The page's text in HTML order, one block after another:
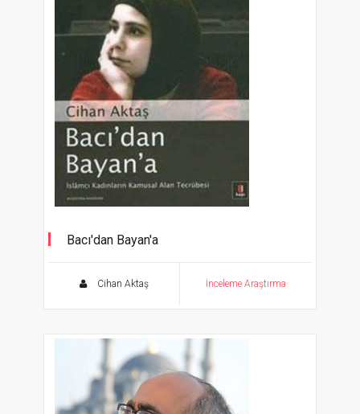
Bacı'dan Bayan'a
Cihan Aktaş İnceleme Araştırma